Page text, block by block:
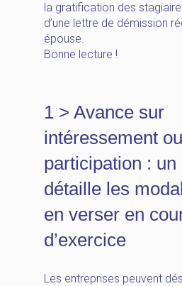
la gratification des
d’une lettre de démission
épouse.
Bonne lecture !
1 > Avance sur
intéressement ou
participation : un
détaille les
en verser en
d’exercice
Les entreprises peuvent